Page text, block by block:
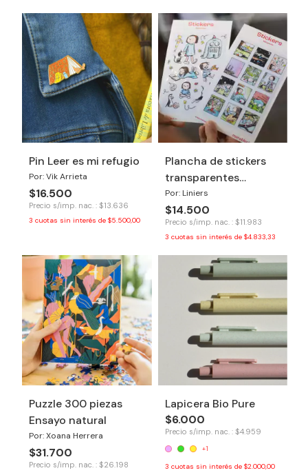
Pin Leer es mi refugio
Por: Vik Arrieta
$16.500
Precio s/imp. nac. : $13.636
3 cuotas sin interés de $5.500,00
Plancha de stickers
transparentes
Macanudo
Por: Liniers
$14.500
Precio s/imp. nac. : $11.983
3 cuotas sin interés de $4.833,33
Puzzle 300 piezas
Ensayo natural
Por: Xoana Herrera
$31.700
Precio s/imp. nac. : $26.198
Lapicera Bio Pure
$6.000
Precio s/imp. nac. : $4.959
+1
3 cuotas sin interés de $2.000,00